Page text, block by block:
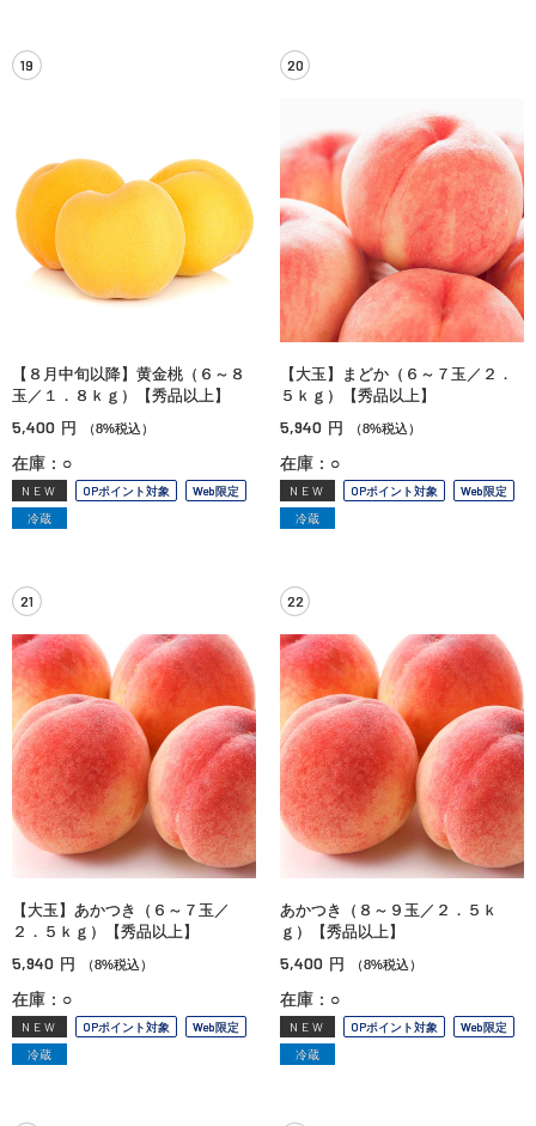
19
【８月中旬以降】黄金桃（６～８
玉／１．８ｋｇ）【秀品以上】
5,400 円 （8%税込）
在庫：○
NEW OPポイント対象
Web限定
冷蔵
20
【大玉】まどか（６～７玉／２．
５ｋｇ）【秀品以上】
5,940 円 （8%税込）
在庫：○
NEW OPポイント対象
Web限定
冷蔵
21
【大玉】あかつき（６～７玉／
２．５ｋｇ）【秀品以上】
5,940 円 （8%税込）
在庫：○
NEW OPポイント対象
Web限定
冷蔵
22
あかつき（８～９玉／２．５ｋ
ｇ）【秀品以上】
5,400 円 （8%税込）
在庫：○
NEW OPポイント対象
Web限定
冷蔵